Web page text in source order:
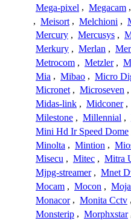
Mega-pixel , Megacam ,
, Meisort , Melchioni ,
Mercury , Mercusys ,
Merkury , Merlan ,
Metrocom , Metzler ,
Mia , Mibao , Micro
Micronet , Microseven ,
Midas-link , Midconer ,
Milestone , Millennial ,
Mini Hd Ir Speed Dome
Minolta , Mintion ,
Misecu , Mitec , Mitra
Mjpg-streamer , Mnet
Mocam , Mocon ,
Monacor , Monita Cctv ,
Monsterip , Morphxstar